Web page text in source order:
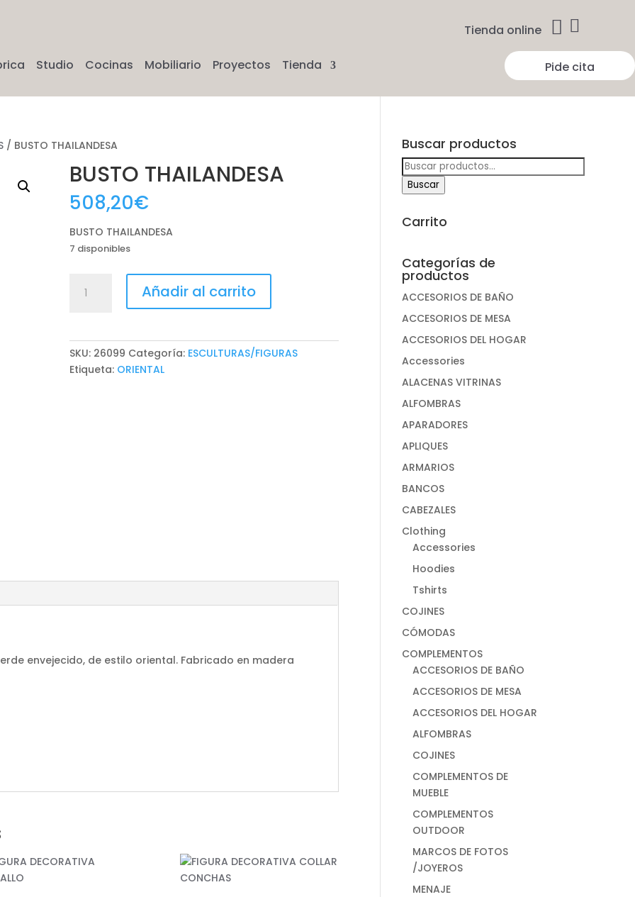
Tienda online  
Studio Cocinas Mobiliario Proyectos Tienda Pide cita
/ BUSTO THAILANDESA
BUSTO THAILANDESA
508,20€
BUSTO THAILANDESA
7 disponibles
THAILANDESA
Añadir al carrito
SKU: 26099 Categoría: ESCULTURAS/FIGURAS
Etiqueta: ORIENTAL
envejecido, de estilo oriental. Fabricado en madera
Buscar productos
Buscar
por:
Buscar
Carrito
Categorías de
productos
ACCESORIOS DE BAÑO
ACCESORIOS DE MESA
ACCESORIOS DEL HOGAR
Accessories
ALACENAS VITRINAS
ALFOMBRAS
APARADORES
APLIQUES
ARMARIOS
BANCOS
CABEZALES
Clothing
Accessories
Hoodies
Tshirts
COJINES
CÓMODAS
COMPLEMENTOS
ACCESORIOS DE BAÑO
ACCESORIOS DE MESA
ACCESORIOS DEL HOGAR
ALFOMBRAS
COJINES
COMPLEMENTOS DE
MUEBLE
COMPLEMENTOS
OUTDOOR
MARCOS DE FOTOS
/JOYEROS
MENAJE